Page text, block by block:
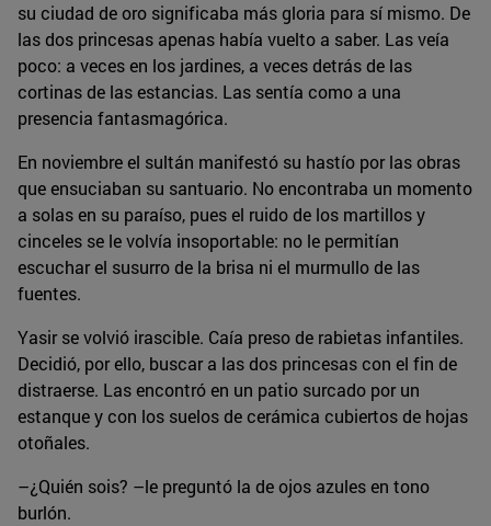
su ciudad de oro significaba más gloria para sí mismo. De
las dos princesas apenas había vuelto a saber. Las veía
poco: a veces en los jardines, a veces detrás de las
cortinas de las estancias. Las sentía como a una
presencia fantasmagórica.
En noviembre el sultán manifestó su hastío por las obras
que ensuciaban su santuario. No encontraba un momento
a solas en su paraíso, pues el ruido de los martillos y
cinceles se le volvía insoportable: no le permitían
escuchar el susurro de la brisa ni el murmullo de las
fuentes.
Yasir se volvió irascible. Caía preso de rabietas infantiles.
Decidió, por ello, buscar a las dos princesas con el fin de
distraerse. Las encontró en un patio surcado por un
estanque y con los suelos de cerámica cubiertos de hojas
otoñales.
–¿Quién sois? –le preguntó la de ojos azules en tono
burlón.